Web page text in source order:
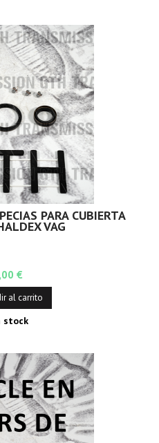
PARA CUBIERTA
VAG
€
al carrito
stock